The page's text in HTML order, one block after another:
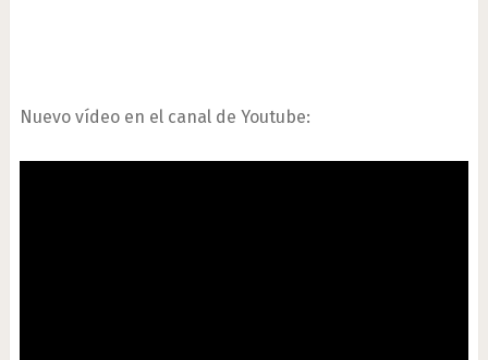
Nuevo vídeo en el canal de Youtube: